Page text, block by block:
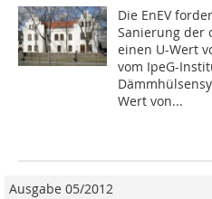
Die EnEV
Sanierung der
einen U-Wert
vom IpeG-
Wert von...
Ausgabe 05/2012